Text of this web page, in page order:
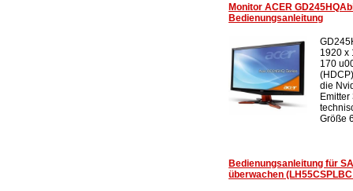
Monitor ACER
Bedienungsanleitung
1920 x
170
die
Größe
Bedienungsanleitung für
überwachen